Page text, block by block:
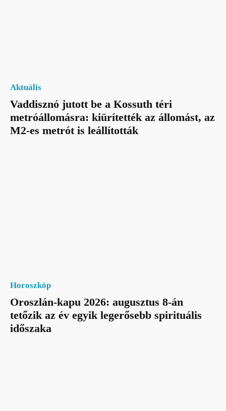
Aktuális
Vaddisznó jutott be a Kossuth téri
metróállomásra: kiürítették az állomást, az
M2-es metrót is leállították
Horoszkóp
Oroszlán-kapu 2026: augusztus 8-án
tetőzik az év egyik legerősebb spirituális
időszaka